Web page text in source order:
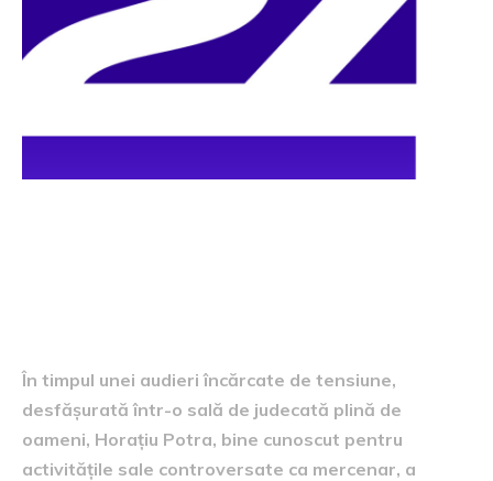
În timpul unei audieri încărcate de tensiune,
desfășurată într-o sală de judecată plină de
oameni, Horațiu Potra, bine cunoscut pentru
activitățile sale controversate ca mercenar, a